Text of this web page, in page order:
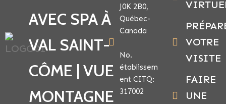
AVEC SPA À
VAL SAINT-
CÔME | VUE
MONTAGNE
J0K 2B0,
Québec-
Canada
No.
établissem
ent CITQ:
317002
VOTRE
VISITE
FAIRE
UNE